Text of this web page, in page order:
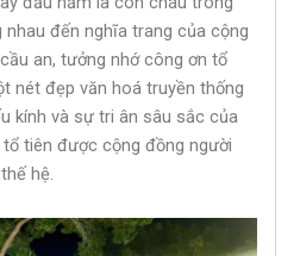
đến nghĩa trang của cộng
an, tưởng nhớ công ơn tổ
nét đẹp văn hoá truyền thống
kính và sự tri ân sâu sắc của
tiên được cộng đồng người
hệ.